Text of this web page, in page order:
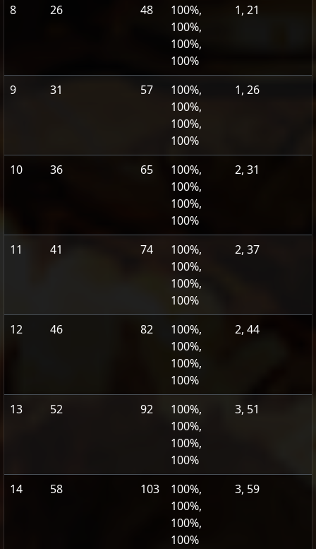
8 26 48
100%,
100%,
100%,
100%
1, 21
9 31 57
100%,
100%,
100%,
100%
1, 26
10 36 65
100%,
100%,
100%,
100%
2, 31
11 41 74
100%,
100%,
100%,
100%
2, 37
12 46 82
100%,
100%,
100%,
100%
2, 44
13 52 92
100%,
100%,
100%,
100%
3, 51
14 58 103
100%,
100%,
100%,
100%
3, 59